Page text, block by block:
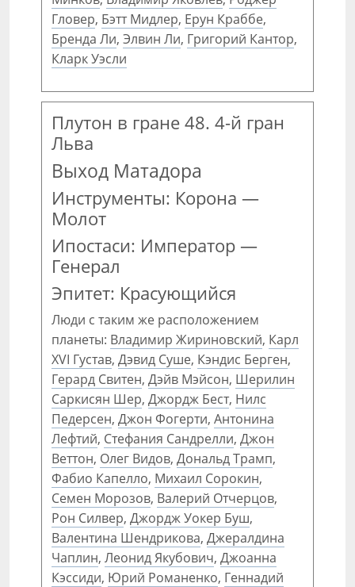
Гловер, Бэтт Мидлер, Ерун Краббе,
Бренда Ли, Элвин Ли, Григорий Кантор,
Кларк Уэсли
Плутон в гране 48. 4-й гран
Льва
Выход Матадора
Инструменты: Корона —
Молот
Ипостаси: Император —
Генерал
Эпитет: Красующийся
Люди с таким же расположением
планеты: Владимир Жириновский, Карл
XVI Густав, Дэвид Суше, Кэндис Берген,
Герард Свитен, Дэйв Мэйсон, Шерилин
Саркисян Шер, Джордж Бест, Нилс
Педерсен, Джон Фогерти, Антонина
Лефтий, Стефания Сандрелли, Джон
Веттон, Олег Видов, Дональд Трамп,
Фабио Капелло, Михаил Сорокин,
Семен Морозов, Валерий Отчерцов,
Рон Силвер, Джордж Уокер Буш,
Валентина Шендрикова, Джералдина
Чаплин, Леонид Якубович, Джоанна
Кэссиди, Юрий Романенко, Геннадий